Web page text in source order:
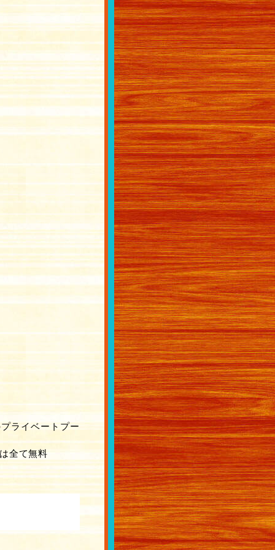
ライベートプー
全て無料